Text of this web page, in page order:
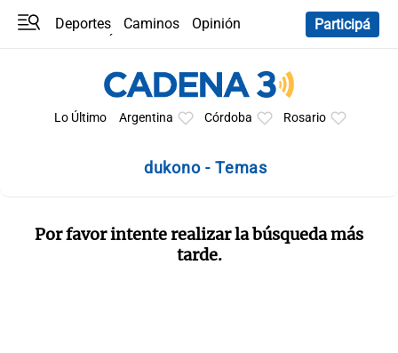
Deportes Caminos
Opinión
Participá
Lo Último Argentina Córdoba Rosario
dukono - Temas
Por favor intente realizar la búsqueda más
tarde.